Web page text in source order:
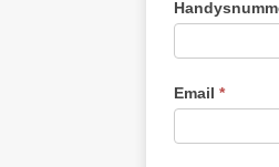
Email *